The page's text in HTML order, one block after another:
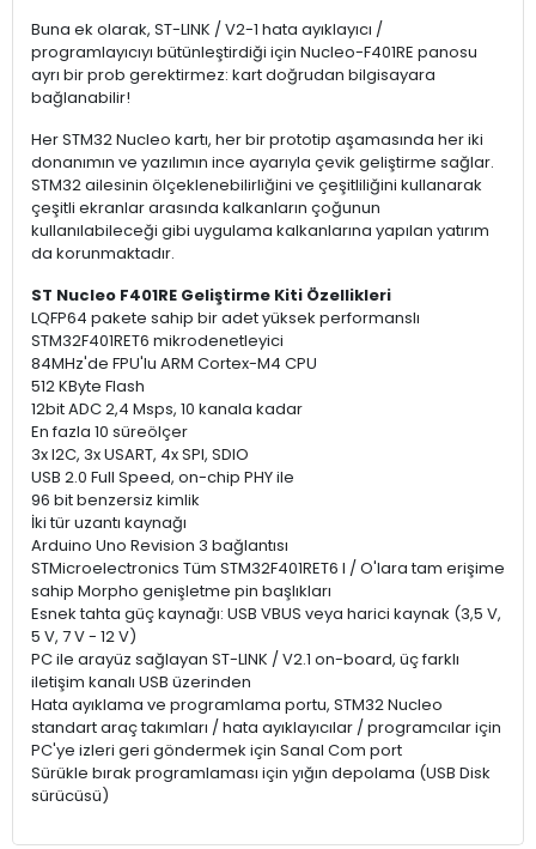
Buna ek olarak, ST-LINK / V2-1 hata ayıklayıcı /
programlayıcıyı bütünleştirdiği için Nucleo-F401RE panosu
ayrı bir prob gerektirmez: kart doğrudan bilgisayara
bağlanabilir!
Her STM32 Nucleo kartı, her bir prototip aşamasında her iki
donanımın ve yazılımın ince ayarıyla çevik geliştirme sağlar.
STM32 ailesinin ölçeklenebilirliğini ve çeşitliliğini kullanarak
çeşitli ekranlar arasında kalkanların çoğunun
kullanılabileceği gibi uygulama kalkanlarına yapılan yatırım
da korunmaktadır.
ST Nucleo F401RE Geliştirme Kiti Özellikleri
LQFP64 pakete sahip bir adet yüksek performanslı
STM32F401RET6 mikrodenetleyici
84MHz'de FPU'lu ARM Cortex-M4 CPU
512 KByte Flash
12bit ADC 2,4 Msps, 10 kanala kadar
En fazla 10 süreölçer
3x I2C, 3x USART, 4x SPI, SDIO
USB 2.0 Full Speed, on-chip PHY ile
96 bit benzersiz kimlik
İki tür uzantı kaynağı
Arduino Uno Revision 3 bağlantısı
STMicroelectronics Tüm STM32F401RET6 I / O'lara tam erişime
sahip Morpho genişletme pin başlıkları
Esnek tahta güç kaynağı: USB VBUS veya harici kaynak (3,5 V,
5 V, 7 V - 12 V)
PC ile arayüz sağlayan ST-LINK / V2.1 on-board, üç farklı
iletişim kanalı USB üzerinden
Hata ayıklama ve programlama portu, STM32 Nucleo
standart araç takımları / hata ayıklayıcılar / programcılar için
PC'ye izleri geri göndermek için Sanal Com port
Sürükle bırak programlaması için yığın depolama (USB Disk
sürücüsü)